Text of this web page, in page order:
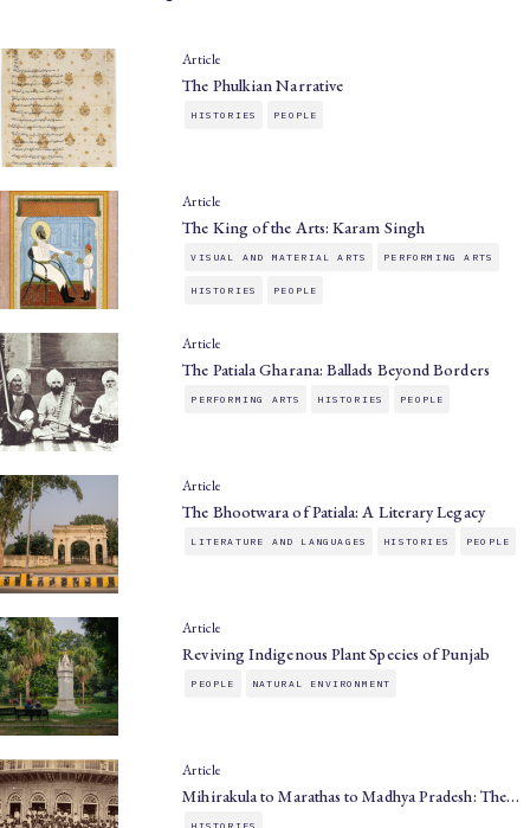
Article
The Phulkian Narrative
HISTORIES PEOPLE
Article
The King of the Arts: Karam Singh
VISUAL AND MATERIAL ARTS PERFORMING ARTS
HISTORIES PEOPLE
Article
The Patiala Gharana: Ballads Beyond Borders
PERFORMING ARTS HISTORIES PEOPLE
Article
The Bhootwara of Patiala: A Literary Legacy
LITERATURE AND LANGUAGES HISTORIES PEOPLE
Article
Reviving Indigenous Plant Species of Punjab
PEOPLE NATURAL ENVIRONMENT
Article
Mihirakula to Marathas to Madhya Pradesh: The…